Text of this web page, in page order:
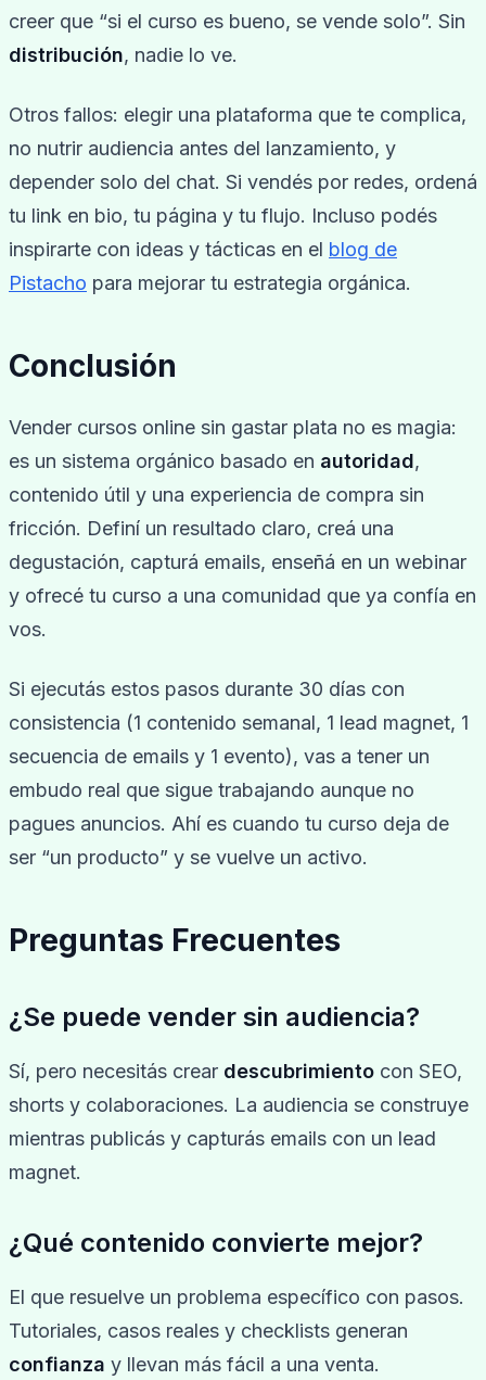
creer que “si el curso es bueno, se vende solo”. Sin
distribución, nadie lo ve.
Otros fallos: elegir una plataforma que te complica,
no nutrir audiencia antes del lanzamiento, y
depender solo del chat. Si vendés por redes, ordená
tu link en bio, tu página y tu flujo. Incluso podés
inspirarte con ideas y tácticas en el blog de
Pistacho para mejorar tu estrategia orgánica.
Conclusión
Vender cursos online sin gastar plata no es magia:
es un sistema orgánico basado en autoridad,
contenido útil y una experiencia de compra sin
fricción. Definí un resultado claro, creá una
degustación, capturá emails, enseñá en un webinar
y ofrecé tu curso a una comunidad que ya confía en
vos.
Si ejecutás estos pasos durante 30 días con
consistencia (1 contenido semanal, 1 lead magnet, 1
secuencia de emails y 1 evento), vas a tener un
embudo real que sigue trabajando aunque no
pagues anuncios. Ahí es cuando tu curso deja de
ser “un producto” y se vuelve un activo.
Preguntas Frecuentes
¿Se puede vender sin audiencia?
Sí, pero necesitás crear descubrimiento con SEO,
shorts y colaboraciones. La audiencia se construye
mientras publicás y capturás emails con un lead
magnet.
¿Qué contenido convierte mejor?
El que resuelve un problema específico con pasos.
Tutoriales, casos reales y checklists generan
confianza y llevan más fácil a una venta.